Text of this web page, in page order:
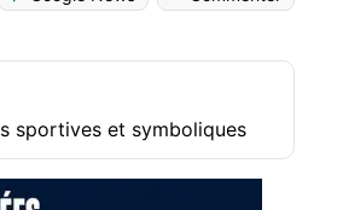
sportives et symboliques